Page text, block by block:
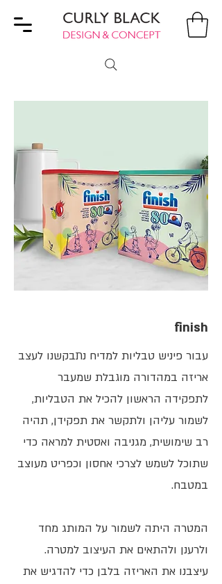
finish
עבור פיניש טבליות למדיח נתבקשנו לעצב
אריזה במהדורה מוגבלת שמעבר
לתפקידה הראשון להכיל את הטבליות,
לשמור עליהן ולתקשר את תפקידן, תהיה
רב שימושית, מגניבה ואסטית למראה כדי
שתוכל לשמש לצרכי אחסון וכפריט מעוצב
במטבח.
המטרה היתה לשמור על המותג מחד
ולרענן ולהתאים את העיצוב למטרה.
עיצבנו את האריזה בלבן כדי להדגיש את